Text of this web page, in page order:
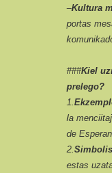
–Kultura
portas
###Kiel
prelego?
1.
la
de
2.
estas